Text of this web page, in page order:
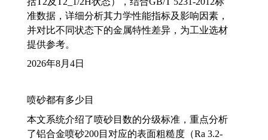
准数据，详细分析其力学性能指标及影响因素，
并对比不同状态下的金属特性差异，为工业选材
提供参考。
2026年8月4日
喷砂都有多少目
本文系统介绍了喷砂目数的分级标准，重点分析
了铝合金喷砂200目对应的表面粗糙度（Ra 3.2-